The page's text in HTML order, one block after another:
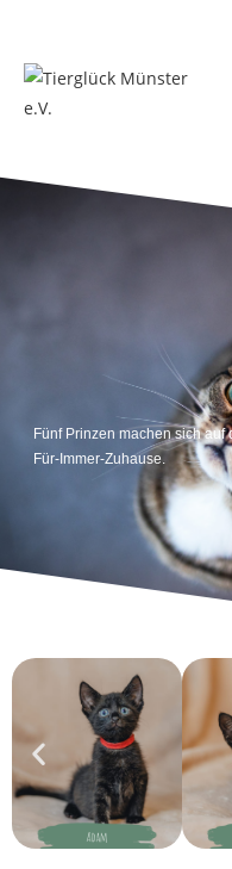
Fünf Prinzen machen sich
Für-Immer-Zuhause.